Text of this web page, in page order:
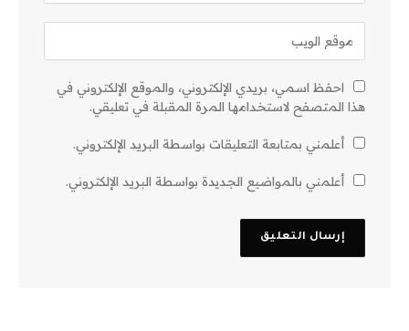
احفظ اسمي، بريدي الإلكتروني، والموقع الإلكتروني في
هذا المتصفح لاستخدامها المرة المقبلة في تعليقي.
أعلمني بمتابعة التعليقات بواسطة البريد الإلكتروني.
أعلمني بالمواضيع الجديدة بواسطة البريد الإلكتروني.